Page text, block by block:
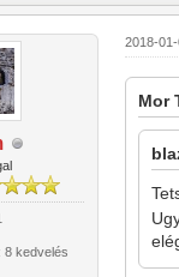
8 kedvelés
2018-
Mor